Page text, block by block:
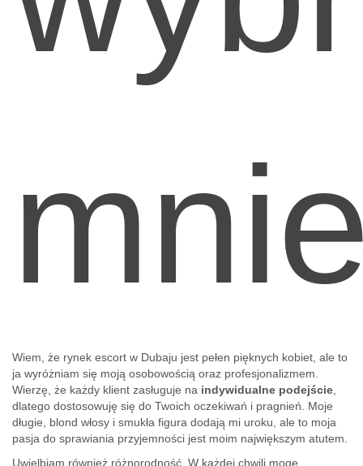
Wiem, że rynek escort w Dubaju jest pełen pięknych kobiet, ale to
ja wyróżniam się moją osobowością oraz profesjonalizmem.
Wierzę, że każdy klient zasługuje na indywidualne podejście,
dlatego dostosowuję się do Twoich oczekiwań i pragnień. Moje
długie, blond włosy i smukła figura dodają mi uroku, ale to moja
pasja do sprawiania przyjemności jest moim największym atutem.
Uwielbiam również różnorodność. W każdej chwili mogę